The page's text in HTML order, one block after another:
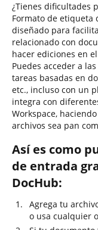
¿Tienes dificultades
Formato de etiqueta
diseñado para
relacionado con
hacer ediciones en
Puedes acceder a
tareas basadas en
etc., incluso con un
integra con
Workspace,
archivos sea pan
Así es como
de entrada
DocHub:
Agrega tu
o usa cualquier